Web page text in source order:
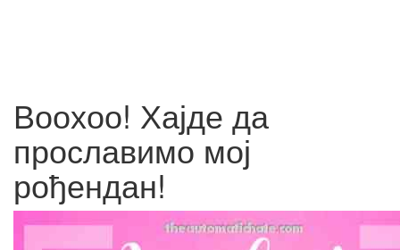
Воохоо! Хајде да
прославимо мој
рођендан!